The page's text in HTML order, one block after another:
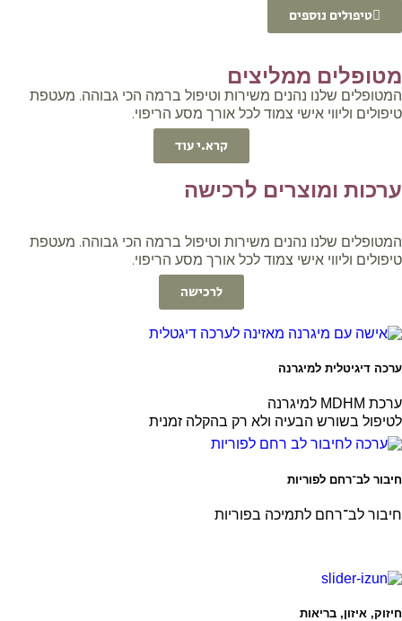
טיפולים נוספים
מטופלים ממליצים
המטופלים שלנו נהנים משירות וטיפול ברמה הכי גבוהה. מעטפת
טיפולים וליווי אישי צמוד לכל אורך מסע הריפוי.
קרא.י עוד
ערכות ומוצרים לרכישה
המטופלים שלנו נהנים משירות וטיפול ברמה הכי גבוהה. מעטפת
טיפולים וליווי אישי צמוד לכל אורך מסע הריפוי.
לרכישה
ערכה דיגיטלית למיגרנה
ערכת MDHM למיגרנה
לטיפול בשורש הבעיה ולא רק בהקלה זמנית
חיבור לב־רחם לפוריות
חיבור לב־רחם לתמיכה בפוריות
חיזוק, איזון, בריאות